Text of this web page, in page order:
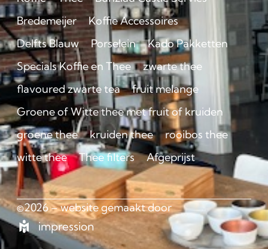
Bredemeijer
Koffie Accessoires
Delfts Blauw
Porselein
Kado Pakketten
Specials Koffie en Thee
zwarte thee
flavoured zwarte tea
fruit melange
Groene of Witte thee met fruit of kruiden
groene thee
kruiden thee
rooibos thee
witte thee
Thee filters Afgeprijst
©2026 – website gemaakt door
impression